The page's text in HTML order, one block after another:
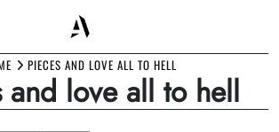
PIECES AND LOVE ALL TO HELL
and love all to hell